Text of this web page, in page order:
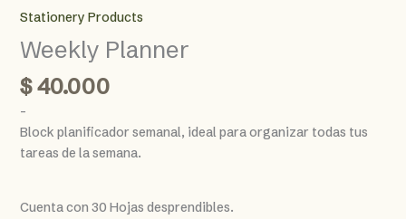
Stationery Products
Weekly Planner
$40.000
–
Block planificador semanal, ideal para organizar todas tus
tareas de la semana.
Cuenta con 30 Hojas desprendibles.